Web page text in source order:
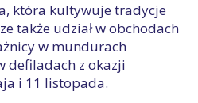
która kultywuje tradycje
także udział w obchodach
w mundurach
defiladach z okazji
i 11 listopada.